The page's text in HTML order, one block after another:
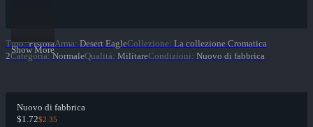
Show More
Tipo: PistolaArma: Desert EagleCollezione: La collezione Cromatica
2Categoria: NormaleQualità: MilitareCondizioni: Nuovo di fabbrica
Nuovo di fabbrica
$1.72$2.35